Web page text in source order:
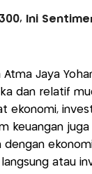
Ini
Atma Jaya
dan relatif
ekonomi,
keuangan
atau